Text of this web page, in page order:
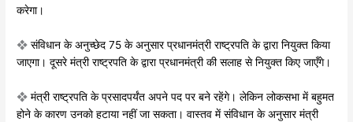
करेगा।
❖ संविधान के अनुच्छेद 75 के अनुसार प्रधानमंत्रीराष्ट्रपति के द्वारा नियुक्त किया
जाएगा। दूसरेमंत्री राष्ट्रपति के द्वारा प्रधानमंत्री की सलाहसे नियुक्त किए जाएँगे।
❖ मंत्री राष्ट्रपति के प्रसादपर्यंत अपने पद पर बनेरहेंगे। लेकिन लोकसभा में बहुमत
होने केकारण उनकाे हटाया नहीं जा सकता। वास्तवमें संविधान के अनुसार मंत्री